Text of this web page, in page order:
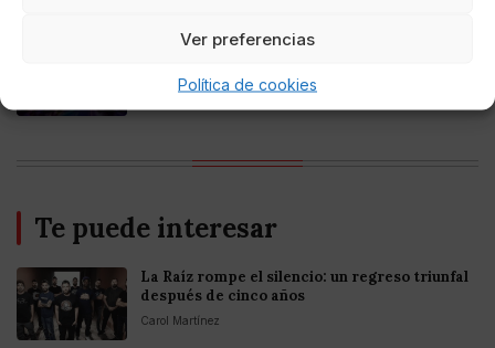
Ver preferencias
Política de cookies
Entretenimiento
Europea
Te puede interesar
La Raíz rompe el silencio: un regreso triunfal
después de cinco años
Carol Martínez